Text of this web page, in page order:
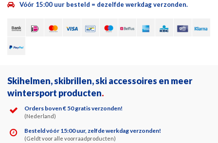
Vóór 15:00 uur besteld = dezelfde werkdag verzonden.
Skihelmen, skibrillen, ski accessoires en meer
wintersport producten.
Orders boven € 50 gratis verzonden!
(Nederland)
Besteld vóór 15:00 uur, zelfde werkdag verzonden!
(Geldt voor alle voorraadproducten)